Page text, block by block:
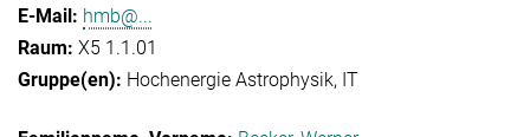
hmb@...
X5 1.1.01
Hochenergie Astrophysik IT